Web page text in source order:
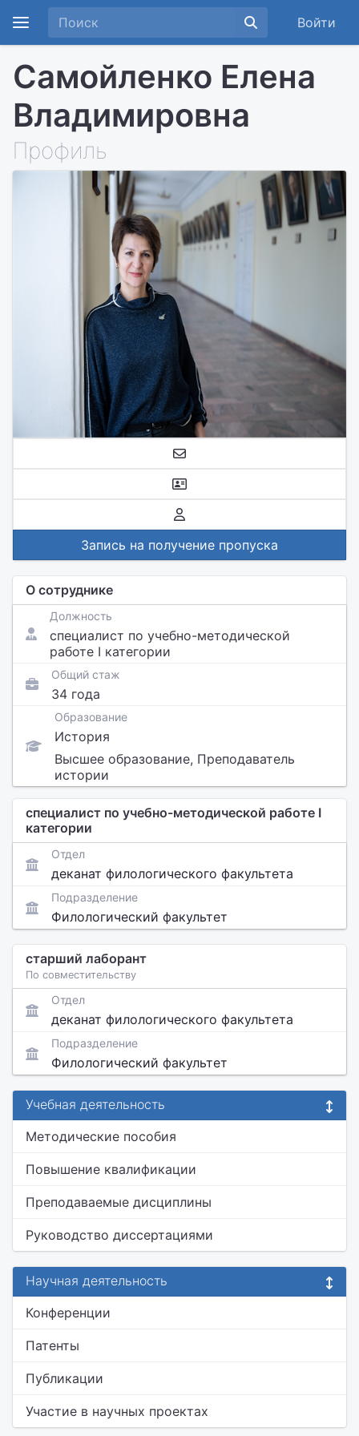
Войти
Самойленко Елена
Владимировна
Профиль
Запись на получение пропуска
О сотруднике
Должность
специалист по учебно-методической
работе I категории
Общий стаж
34 года
Образование
История
Высшее образование, Преподаватель
истории
специалист по учебно-методической работе I
категории
Отдел
деканат филологического факультета
Подразделение
Филологический факультет
старший лаборант
По совместительству
Отдел
деканат филологического факультета
Подразделение
Филологический факультет
Учебная деятельность
Методические пособия
Повышение квалификации
Преподаваемые дисциплины
Руководство диссертациями
Научная деятельность
Конференции
Патенты
Публикации
Участие в научных проектах